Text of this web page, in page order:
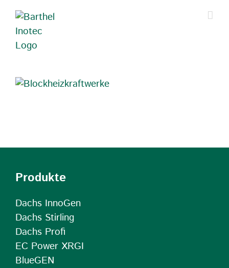
Inhalt
springen
Produkte
Dachs InnoGen
Dachs Stirling
Dachs Profi
EC Power XRGI
BlueGEN